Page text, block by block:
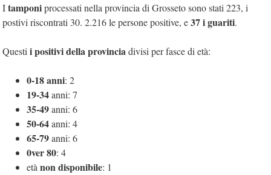
Itamponiprocessati nella provincia di Grosseto sono stati 223, i
postivi riscontrati 30. 2.216 le persone positive, e37 i guariti.
Questii positivi della provinciadivisi per fasce di età:
0-18 anni: 2
19-34anni: 7
35-49anni: 6
50-64anni: 4
65-79anni: 6
0ver 80: 4
etànon disponibile: 1